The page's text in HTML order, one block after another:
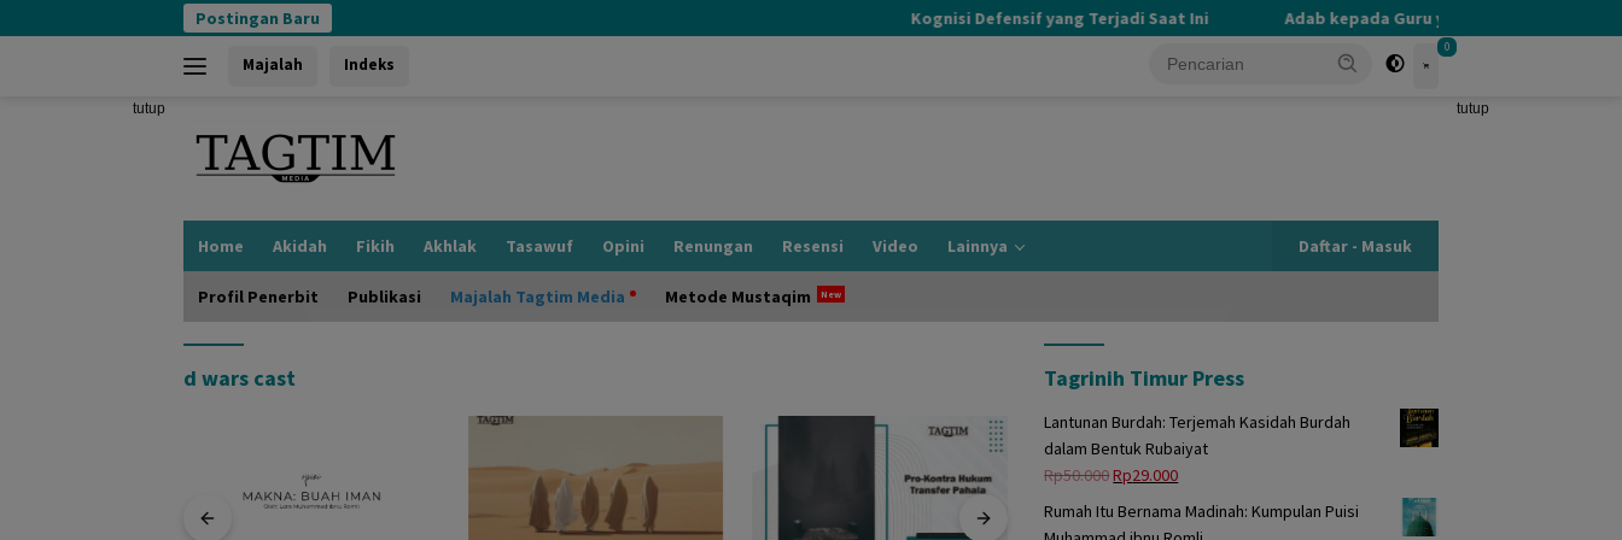
ke
Postingan Baru Kognisi Defensif yang Terjadi Saat Ini Adab kepada Guru yang Terlupakan
Majalah Indeks
0
tutup tutup
Home Akidah Fikih Akhlak Tasawuf Opini Renungan Resensi Video Lainnya Daftar - Masuk
Profil Penerbit Publikasi Majalah Tagtim Media Metode Mustaqim
d wars cast Tagrinih Timur Press
Lantunan Burdah: Terjemah Kasidah Burdah
dalam Bentuk Rubaiyat
Rp50.000Harga
adalah:
Rp29.000Harga
Rumah Itu Bernama Madinah: Kumpulan Puisi